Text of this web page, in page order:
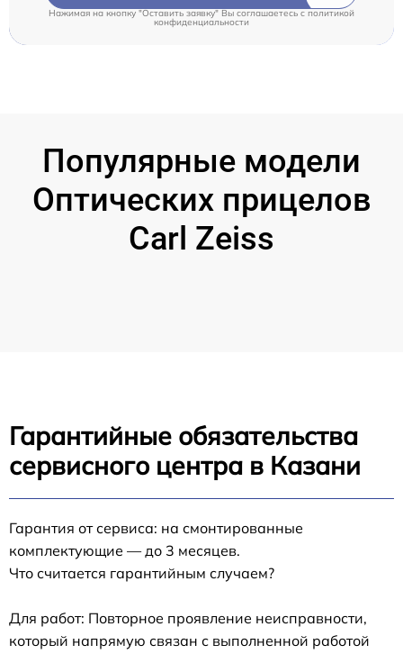
Нажимая на кнопку "Оставить заявку" Вы соглашаетесь c политикой
конфиденциальности
Популярные модели
Оптических прицелов
Carl Zeiss
Гарантийные обязательства
сервисного центра в Казани
Гарантия от сервиса: на смонтированные
комплектующие — до 3 месяцев.
Что считается гарантийным случаем?
Для работ: Повторное проявление неисправности,
который напрямую связан с выполненной работой